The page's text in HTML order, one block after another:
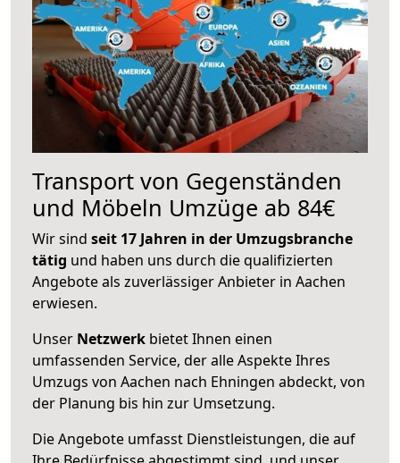
Transport von Gegenständen
und Möbeln Umzüge ab 84€
Wir sind seit 17 Jahren in der Umzugsbranche
tätig und haben uns durch die qualifizierten
Angebote als zuverlässiger Anbieter in Aachen
erwiesen.
Unser Netzwerk bietet Ihnen einen
umfassenden Service, der alle Aspekte Ihres
Umzugs von Aachen nach Ehningen abdeckt, von
der Planung bis hin zur Umsetzung.
Die Angebote umfasst Dienstleistungen, die auf